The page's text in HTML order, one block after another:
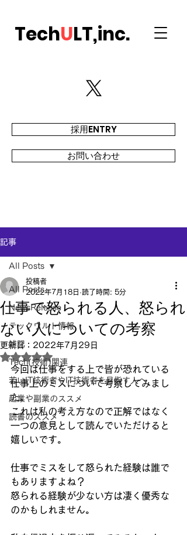
TechULT,inc.
採用ENTRY
お問い合わせ
記事
All Posts
NewsRelease
テックウルト情報
雑記
Tech(技術)関連
若いIT技術者やIT技術者を目指す人へ
起業や副業のススメ
読書のススメ
All Posts
仕事で怒られる人、怒られ
ない人についての考察
投稿者
2022年7月18日 読了時間: 5分
更新日： 2022年7月29日
5つ星のうちNaNと評価されています。
今回は仕事をする上で皆が恐れている
仕事上のミスについて考察してみまし
た。
これは私の考え方なので正解ではなく
一つの意見として読んでいただけると
嬉しいです。
仕事でミスをして怒られた経験は誰で
もありますよね？
怒られる経験が少ない方は凄く優秀な
のかもしれません。